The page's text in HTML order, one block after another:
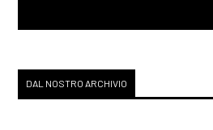
DAL NOSTRO ARCHIVIO